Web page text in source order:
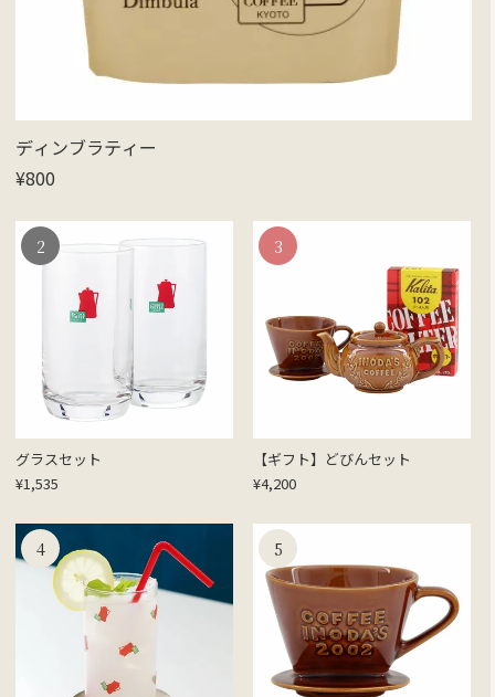
ディンブラティー
¥800
グラスセット
¥1,535
【ギフト】どびんセット
¥4,200